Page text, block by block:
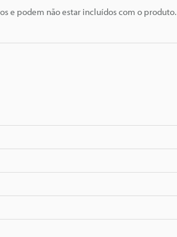
e podem não estar incluídos com o produto.